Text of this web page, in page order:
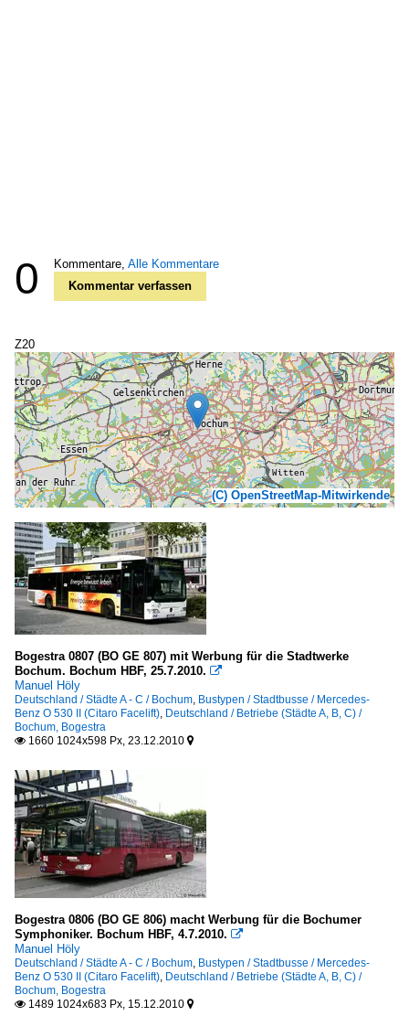
0 Kommentare, Alle Kommentare
Kommentar verfassen
Z20
(C) OpenStreetMap-Mitwirkende
Bogestra 0807 (BO GE 807) mit Werbung für die Stadtwerke
Bochum. Bochum HBF, 25.7.2010. 
Manuel Höly
Deutschland / Städte A - C / Bochum, Bustypen / Stadtbusse / Mercedes-
Benz O 530 II (Citaro Facelift), Deutschland / Betriebe (Städte A, B, C) /
Bochum, Bogestra
 1660 1024x598 Px, 23.12.2010 
Bogestra 0806 (BO GE 806) macht Werbung für die Bochumer
Symphoniker. Bochum HBF, 4.7.2010. 
Manuel Höly
Deutschland / Städte A - C / Bochum, Bustypen / Stadtbusse / Mercedes-
Benz O 530 II (Citaro Facelift), Deutschland / Betriebe (Städte A, B, C) /
Bochum, Bogestra
 1489 1024x683 Px, 15.12.2010 